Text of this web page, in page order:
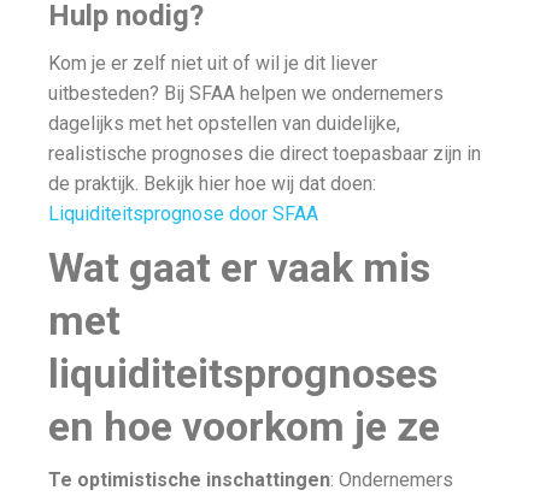
Hulp nodig?
Kom je er zelf niet uit of wil je dit liever
uitbesteden? Bij SFAA helpen we ondernemers
dagelijks met het opstellen van duidelijke,
realistische prognoses die direct toepasbaar zijn in
de praktijk. Bekijk hier hoe wij dat doen:
Liquiditeitsprognose door SFAA
Wat gaat er vaak mis
met
liquiditeitsprognoses
en hoe voorkom je ze
Te optimistische inschattingen: Ondernemers